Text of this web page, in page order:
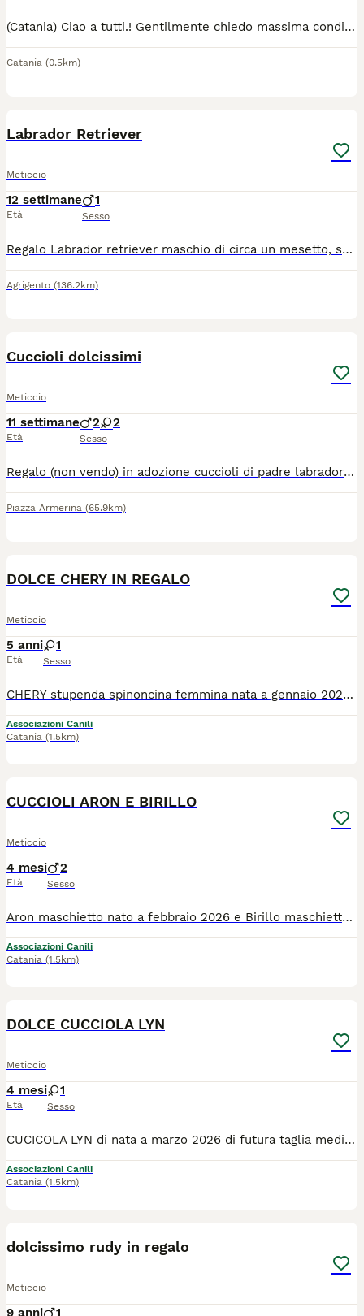
(Catania) Ciao a tutti.! Gentilmente chiedo massima condivisione per Remì.! La Signora che viveva sola e ci stava facendo la cortesia di stallarlo ,insieme ad'altri due cuccioli è venuta a mancare.! 🥲 I due cuccioli sono già in preaffido, ma x Remì non è mai arrivata nessuna richiesta coerente.!🥲 O per lo meno solo gente che sembrava seriamente interessata e poi è scomparsa nel nulla facendo il gioco del silenzio.! 🥲 Chiediamo urgentemente adozione x lui.! Per far sì che tutti i nostri sacrifici x salvarlo da quel maledetto canile, non siano stati vani.! 🥲 I familiari della signora reclamano già la casa e Remì molto probabilmente verrà trasferito in piena campagna dove ogni giorno un piccolo gruppo di volontari e mamme, sarà costretto a fare chilometri per portargli acqua e cibo e sperare il cielo che resti vivo, solo in quella campagna sperduta.!🥲 Remì oltre a mancargli la parola sa' essere un cane di grande compagnia è un vero e proprio campanello d'allarme con un'udito affinatissimo.! In grado di percepire la presenza di persone e intrusi anche centinaia di metri di distanza.! 🙂 E' riuscito a sventare anche un tentativo di furto all'interno della casa di questa anziana signora durante la sua malattia.! Un vero e proprio amico che sà fare il suo dovere🙂 e difendere il suo terriotorio🙂 Remì è uno splendido Simil pastore di 1 anno.! 🙂Si affiderà già microcippatao, vaccinato e sverminato.! Per info contattare su What's app il 331-5213838.! Gentilmente non lasciatelo finire nel dimenticatoio.!🥲 Condividetelo il piu' possibile per trovargli una buona adozione.!🙂 La nostra unione farà la forza🙂 Grazie🙂
Catania (0.5km)
Labrador Retriever
Meticcio
12 settimane
Età
1
Sesso
Regalo Labrador retriever maschio di circa un mesetto, sano. Il cane era stato abbandonato, dopo averlo trovato , me ne sono preso cura per un paio di giorni e ho verificato che il cane fosse sano, regalo per impossibilità di accudirlo.
Agrigento (136.2km)
Cuccioli dolcissimi
Meticcio
11 settimane
Età
2 2
Sesso
Regalo (non vendo) in adozione cuccioli di padre labrador e madre meticcia (di media taglia simil border collie). Sono giocherelloni e dolcissimi.
Piazza Armerina (65.9km)
DOLCE CHERY IN REGALO
Meticcio
5 anni
Età
1
Sesso
CHERY stupenda spinoncina femmina nata a gennaio 2021 di taglia medio contenuta, e' una cagnolina buffa e simpatica, va d'accordo con i gatti e con i cani sia femmine che maschi non predominanti. Verra' affidata vaccinata, microchippata e sterilizzata. Si trova a catania ma cerca casa anche al centro e al nord previo colloquio pre affido. Per info 3298062047 o tauozzo@gmail.com
Associazioni Canili
Catania (1.5km)
CUCCIOLI ARON E BIRILLO
Meticcio
4 mesi
Età
2
Sesso
Aron maschietto nato a febbraio 2026 e Birillo maschietto nato a marzo 2026 sono due stupendi cucciolioni di futura taglia media. Si trovano a Catania ma cercano casa anche al centro e al nord previo colloquio pre affido. Si affidano microchippati, vaccinati e con profilassi veterinaria completa. Per info 3298062047 o tauozzo@gmail.com
Associazioni Canili
Catania (1.5km)
DOLCE CUCCIOLA LYN
Meticcio
4 mesi
Età
1
Sesso
CUCICOLA LYN di nata a marzo 2026 di futura taglia media contenuta (sui 15 kg). Verra' affidata vaccinata e microchippata. Si trova a catania ma cerca casa anche al centro e al nord previo colloquio pre affido. Per info 3298062047 o tauozzo@gmail.com
Associazioni Canili
Catania (1.5km)
dolcissimo rudy in regalo
Meticcio
9 anni 1